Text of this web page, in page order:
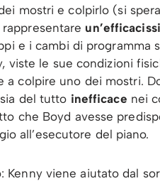
mostri e colpirlo (si
e i cambi di programma
viste le sue condizioni
colpire uno dei mostri.
del tutto inefficace nei
che Boyd avesse
all’esecutore del piano.
Kenny viene aiutato dal